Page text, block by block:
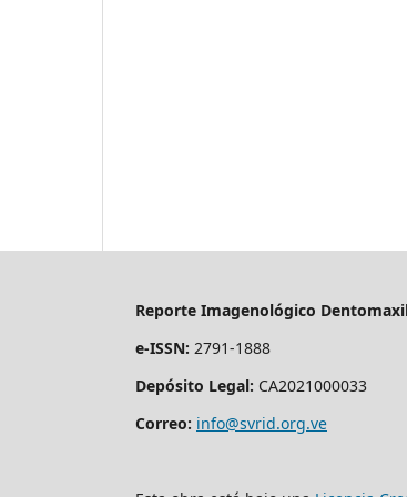
Reporte Imagenológico
e-ISSN: 2791-1888
Depósito Legal: CA2021000033
Correo: info@svrid.org.ve